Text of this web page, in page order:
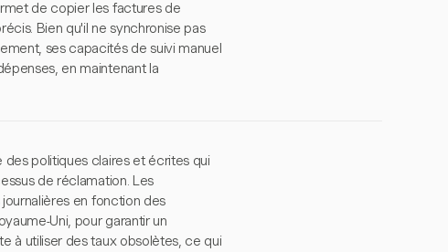
de copier les factures de
Bien qu'il ne synchronise pas
ses capacités de suivi manuel
en maintenant la
politiques claires et écrites qui
de réclamation. Les
en fonction des
Uni, pour garantir un
à utiliser des taux obsolètes, ce qui